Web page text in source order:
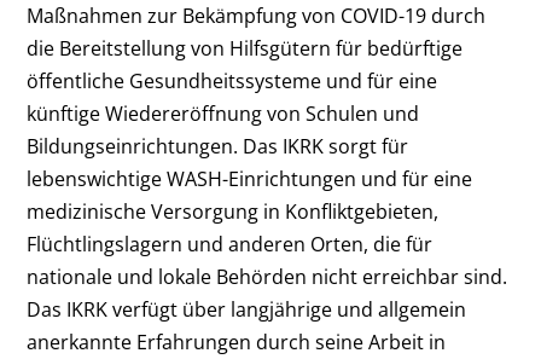
Maßnahmen zur Bekämpfung von COVID-19 durch
die Bereitstellung von Hilfsgütern für bedürftige
öffentliche Gesundheitssysteme und für eine
künftige Wiedereröffnung von Schulen und
Bildungseinrichtungen. Das IKRK sorgt für
lebenswichtige WASH-Einrichtungen und für eine
medizinische Versorgung in Konfliktgebieten,
Flüchtlingslagern und anderen Orten, die für
nationale und lokale Behörden nicht erreichbar sind.
Das IKRK verfügt über langjährige und allgemein
anerkannte Erfahrungen durch seine Arbeit in